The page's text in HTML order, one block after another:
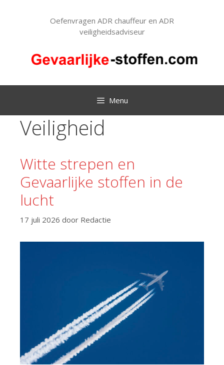
Oefenvragen ADR chauffeur en ADR
veiligheidsadviseur
Menu
Veiligheid
Witte strepen en
Gevaarlijke stoffen in de
lucht
17 juli 2026 door Redactie